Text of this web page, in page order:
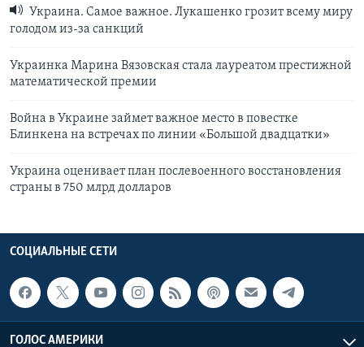
Украина. Самое важное. Лукашенко грозит всему миру
голодом из-за санкций
Украинка Марина Вязовская стала лауреатом престижной
математической премии
Война в Украине займет важное место в повестке
Блинкена на встречах по линии «Большой двадцатки»
Украина оценивает план послевоенного восстановления
страны в 750 млрд долларов
СОЦИАЛЬНЫЕ СЕТИ
ГОЛОС АМЕРИКИ